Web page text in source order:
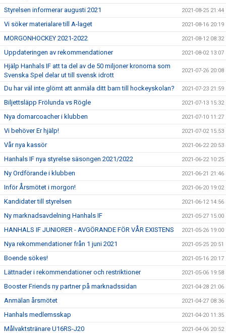
Styrelsen informerar augusti 2021 2021-08-25 21:44
Vi söker materialare till A-laget 2021-08-16 20:19
MORGONHOCKEY 2021-2022 2021-08-12 08:32
Uppdateringen av rekommendationer 2021-08-02 13:07
Hjälp Hanhals IF att ta del av de 50 miljoner kronorna som
Svenska Spel delar ut till svensk idrott
2021-07-26 20:08
Du har väl inte glömt att anmäla ditt barn till hockeyskolan? 2021-07-23 21:59
Biljettsläpp Frölunda vs Rögle 2021-07-13 15:32
Nya domarcoacher i klubben 2021-07-10 11:27
Vi behöver Er hjälp! 2021-07-02 15:53
Vår nya kassör 2021-06-22 20:53
Hanhals IF nya styrelse säsongen 2021/2022 2021-06-22 10:25
Ny Ordförande i klubben 2021-06-21 21:46
Inför Årsmötet i morgon! 2021-06-20 19:02
Kandidater till styrelsen 2021-06-12 14:56
Ny marknadsavdelning Hanhals IF 2021-05-27 15:00
HANHALS IF JUNIORER - AVGÖRANDE FÖR VÅR EXISTENS 2021-05-26 19:00
Nya rekommendationer från 1 juni 2021 2021-05-25 20:51
Boende sökes! 2021-05-16 20:17
Lättnader i rekommendationer och restriktioner 2021-05-06 19:58
Booster Friends ny partner på marknadssidan 2021-04-28 21:06
Anmälan årsmötet 2021-04-27 08:36
Hanhals medlemsskap 2021-04-20 11:35
Målvaktstränare U16RS-J20 2021-04-06 20:52